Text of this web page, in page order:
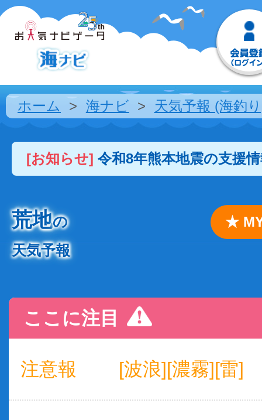
ホーム 海ナビ 天気予報 (海釣
[お知らせ] 令和8年熊本地震の支援
荒地の
天気予報
★
ここに注目
注意報 [波浪][濃霧][雷]